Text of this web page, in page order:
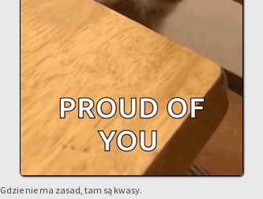
Gdzie nie ma zasad, tam są kwasy.